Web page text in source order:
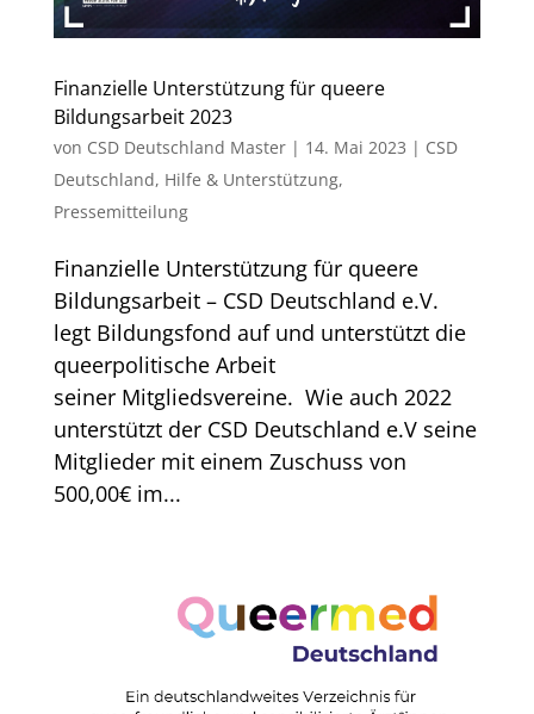
Finanzielle Unterstützung für queere
Bildungsarbeit 2023
von CSD Deutschland Master| 14. Mai 2023 | CSD
Deutschland, Hilfe & Unterstützung,
Pressemitteilung
Finanzielle Unterstützung für queere
Bildungsarbeit – CSD Deutschland e.V.
legt Bildungsfond auf und unterstützt die
queerpolitische Arbeit
seiner Mitgliedsvereine. Wie auch 2022
unterstützt der CSD Deutschland e.V seine
Mitglieder mit einem Zuschuss von
500,00€ im...